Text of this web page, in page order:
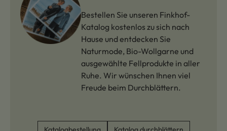
Bestellen Sie unseren Finkhof-
Katalog kostenlos zu sich nach
Hause und entdecken Sie
Naturmode, Bio-Wollgarne und
ausgewählte Fellprodukte in aller
Ruhe. Wir wünschen Ihnen viel
Freude beim Durchblättern.